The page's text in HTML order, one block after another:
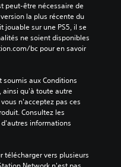
peut-être nécessaire de
la plus récente du
jouable sur une PS5, il se
ne soient disponibles
bc pour en savoir
aux Conditions
ainsi qu'à toute autre
n'acceptez pas ces
Consultez les
informations
télécharger vers plusieurs